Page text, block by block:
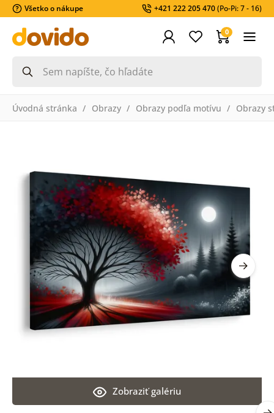
Všetko o nákupe +421 222 205 470(Po-Pi: 7 - 16)
0
Úvodná stránka Obrazy Obrazy podľa motívu Obrazy
Zobraziť galériu